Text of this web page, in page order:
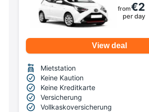
from€2
per day
View deal
Mietstation
Keine Kaution
Keine Kreditkarte
Versicherung
Vollkaskoversicherung